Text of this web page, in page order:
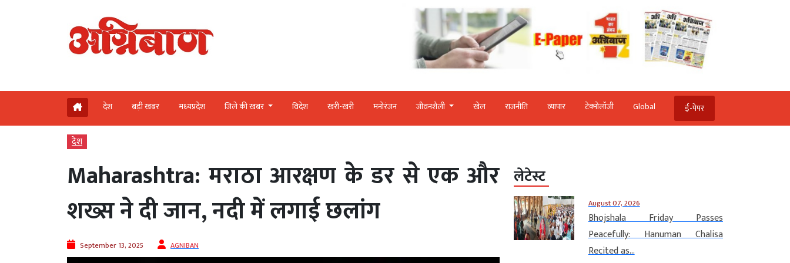
देश बड़ी खबर मध्‍यप्रदेश जिले की खबर विदेश खरी-खरी मनोरंजन जीवनशैली खेल राजनीति व्‍यापार टेक्‍नोलॉजी Global ई-पेपर
देश
Maharashtra: मराठा आरक्षण के डर से एक और
शख्स ने दी जान, नदी में लगाई छलांग
September 13, 2025 AGNIBAN
लेटेस्ट
August 07, 2026
Bhojshala Friday Passes
Peacefully: Hanuman Chalisa
Recited as...